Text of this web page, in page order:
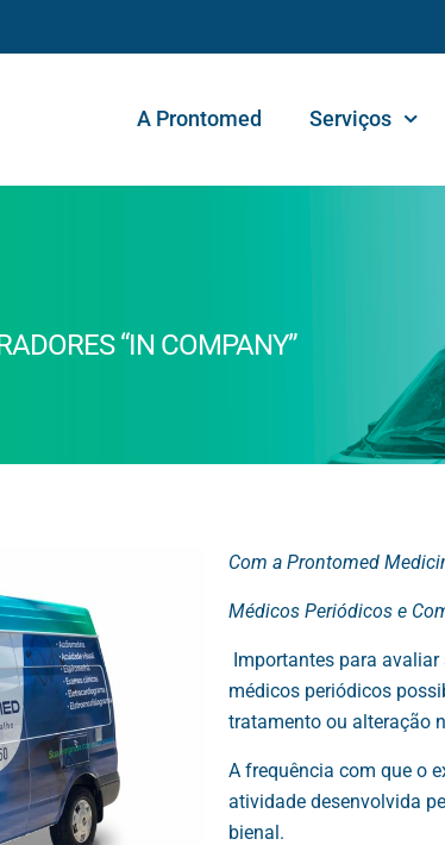
A Prontomed Serviços
“IN COMPANY”
Com a Prontomed
Médicos Periódicos e
Importantes para
médicos periódicos
tratamento ou alteração
A frequência com que o
atividade desenvolvida
bienal.